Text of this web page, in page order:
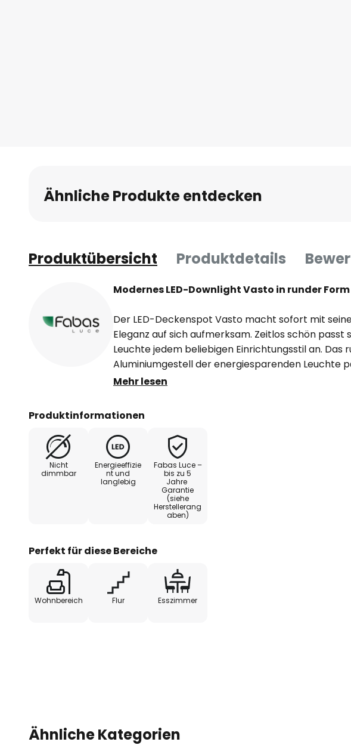
Ähnliche Produkte entdecken
Produktübersicht Produktdetails
Modernes LED-Downlight Vasto in runder Form
Der LED-Deckenspot Vasto macht sofort mit
Eleganz auf sich aufmerksam. Zeitlos schön passt
Leuchte jedem beliebigen Einrichtungsstil an. Das
Aluminiumgestell der energiesparenden Leuchte
hervorragend zu dem ansprechenden
angenehmen Lichtwirkung der LED-Leuchte Vasto
Aufbau-Downlight für so gut wie jeden Raum eine
darstellt. Wer einen echten Leuchten-Klassiker
sich eine einwandfreie Stilsicherheit beweisen lässt,
dieses Schmuckstück zu schätzen wissen.
Mehr lesen
Produktinformationen
Nicht
dimmbar
Energieeffizie
nt und
langlebig
Fabas Luce –
bis zu 5
Jahre
Garantie
(siehe
Herstellerang
aben)
Perfekt für diese Bereiche
Wohnbereich Flur Esszimmer
Ähnliche Kategorien